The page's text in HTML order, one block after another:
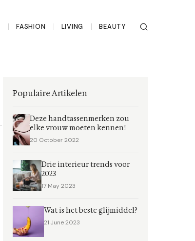
FASHION LIVING BEAUTY
Populaire Artikelen
Deze handtassenmerken zou
elke vrouw moeten kennen!
20 October 2022
Drie interieur trends voor
2023
17 May 2023
Wat is het beste glijmiddel?
21 June 2023